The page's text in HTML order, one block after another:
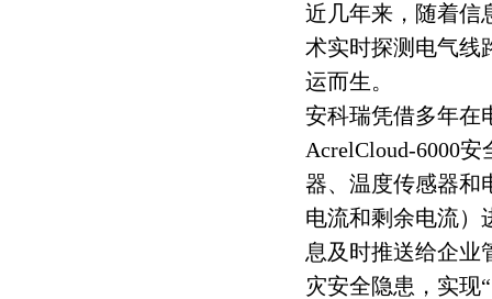
近几年来，随着信
术实时探测电气线
运而生。
安科瑞凭借多年在
AcrelCloud-6000
器、温度传感器和
电流和剩余电流）
息及时推送给企业
灾安全隐患，实现